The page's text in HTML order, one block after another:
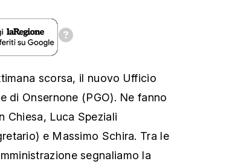
scorsa, il nuovo Ufficio
di Onsernone (PGO). Ne fanno
Chiesa, Luca Speziali
e Massimo Schira. Tra le
segnaliamo la